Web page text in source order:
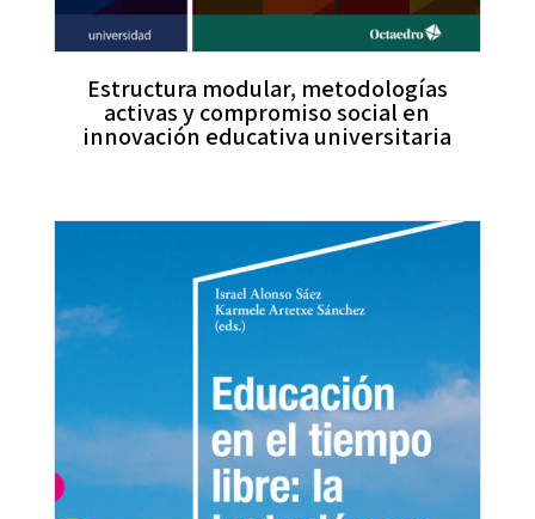
Estructura modular, metodologías
activas y compromiso social en
innovación educativa universitaria